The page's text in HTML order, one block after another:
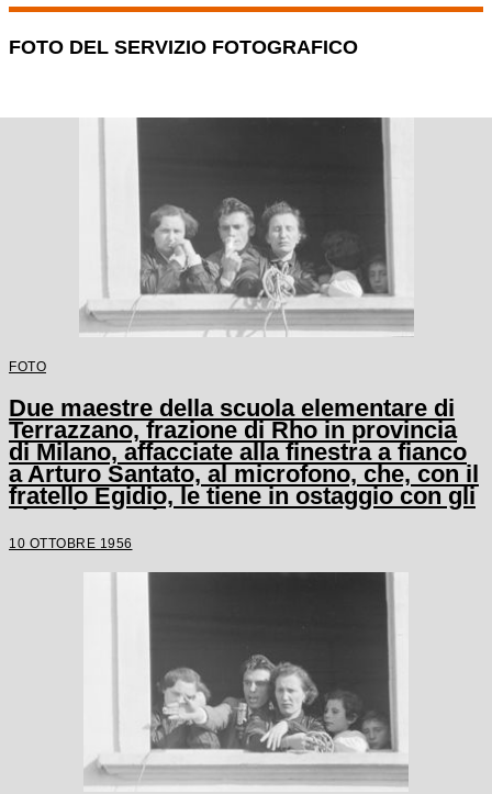
FOTO DEL SERVIZIO FOTOGRAFICO
FOTO
Due maestre della scuola elementare di
Terrazzano, frazione di Rho in provincia
di Milano, affacciate alla finestra a fianco
a Arturo Santato, al microfono, che, con il
fratello Egidio, le tiene in ostaggio con gli
alunni e un'altra maestra
10 OTTOBRE 1956